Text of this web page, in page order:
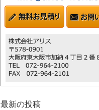
最新の投稿